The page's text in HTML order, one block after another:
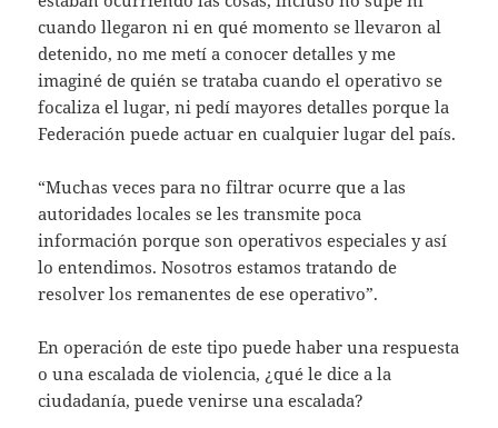
cuando llegaron ni en qué momento se llevaron al
detenido, no me metí a conocer detalles y me
imaginé de quién se trataba cuando el operativo se
focaliza el lugar, ni pedí mayores detalles porque la
Federación puede actuar en cualquier lugar del país.
“Muchas veces para no filtrar ocurre que a las
autoridades locales se les transmite poca
información porque son operativos especiales y así
lo entendimos. Nosotros estamos tratando de
resolver los remanentes de ese operativo”.
En operación de este tipo puede haber una respuesta
o una escalada de violencia, ¿qué le dice a la
ciudadanía, puede venirse una escalada?